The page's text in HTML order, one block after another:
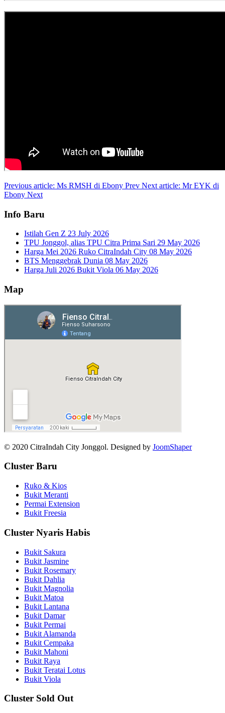
Previous article: Ms RMSH di Ebony Prev Next article: Mr EYK di
Ebony Next
Info Baru
Istilah Gen Z 23 July 2026
TPU Jonggol, alias TPU Citra Prima Sari 29 May 2026
Harga Mei 2026 Ruko CitraIndah City 08 May 2026
BTS Menggebrak Dunia 08 May 2026
Harga Juli 2026 Bukit Viola 06 May 2026
Map
© 2020 CitraIndah City Jonggol. Designed by JoomShaper
Cluster Baru
Ruko & Kios
Bukit Meranti
Permai Extension
Bukit Freesia
Cluster Nyaris Habis
Bukit Sakura
Bukit Jasmine
Bukit Rosemary
Bukit Dahlia
Bukit Magnolia
Bukit Matoa
Bukit Lantana
Bukit Damar
Bukit Permai
Bukit Alamanda
Bukit Cempaka
Bukit Mahoni
Bukit Raya
Bukit Teratai Lotus
Bukit Viola
Cluster Sold Out